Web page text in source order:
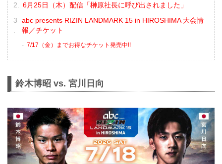
6月25日（木）配信「榊原社長に呼び出されました」
abc presents RIZIN LANDMARK 15 in HIROSHIMA 大会情
報／チケット
7/17（金）までお得なチケット発売中!!
鈴木博昭 vs. 宮川日向